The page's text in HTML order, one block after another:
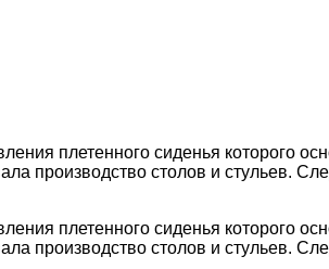
плетенного сиденья которого
производство столов и стульев.
плетенного сиденья которого
производство столов и стульев.